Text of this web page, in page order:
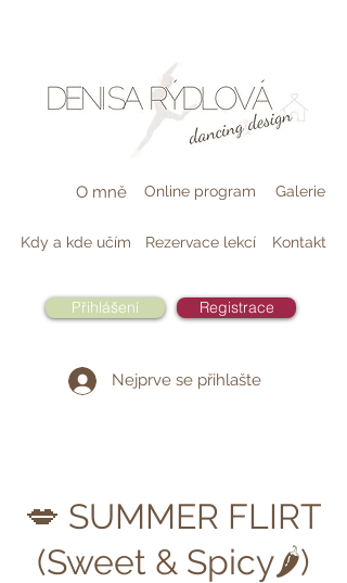
O mně Online program Galerie
Kdy a kde učím Rezervace lekcí Kontakt
Přihlášení Registrace
Nejprve se přihlašte
💋 SUMMER FLIRT
(Sweet & Spicy🌶️)